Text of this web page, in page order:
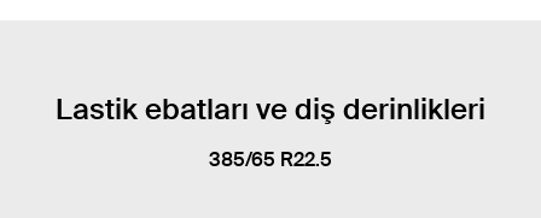
Lastik ebatları ve diş derinlikleri
385/65 R22.5